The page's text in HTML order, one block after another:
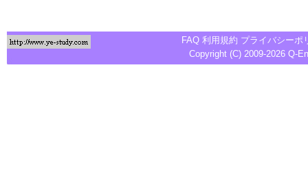
FAQ 利用規約 プライバシーポ
Copyright (C) 2009-2026 Q-